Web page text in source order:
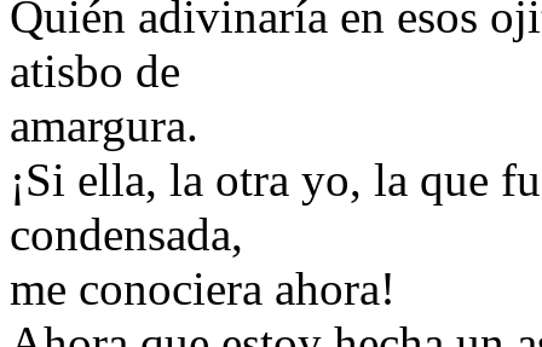
Quién adivinaría en esos
atisbo de
amargura.
¡Si ella, la otra yo, la que
condensada,
me conociera ahora!